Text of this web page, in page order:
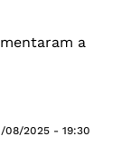
a
08/2025 - 19:30